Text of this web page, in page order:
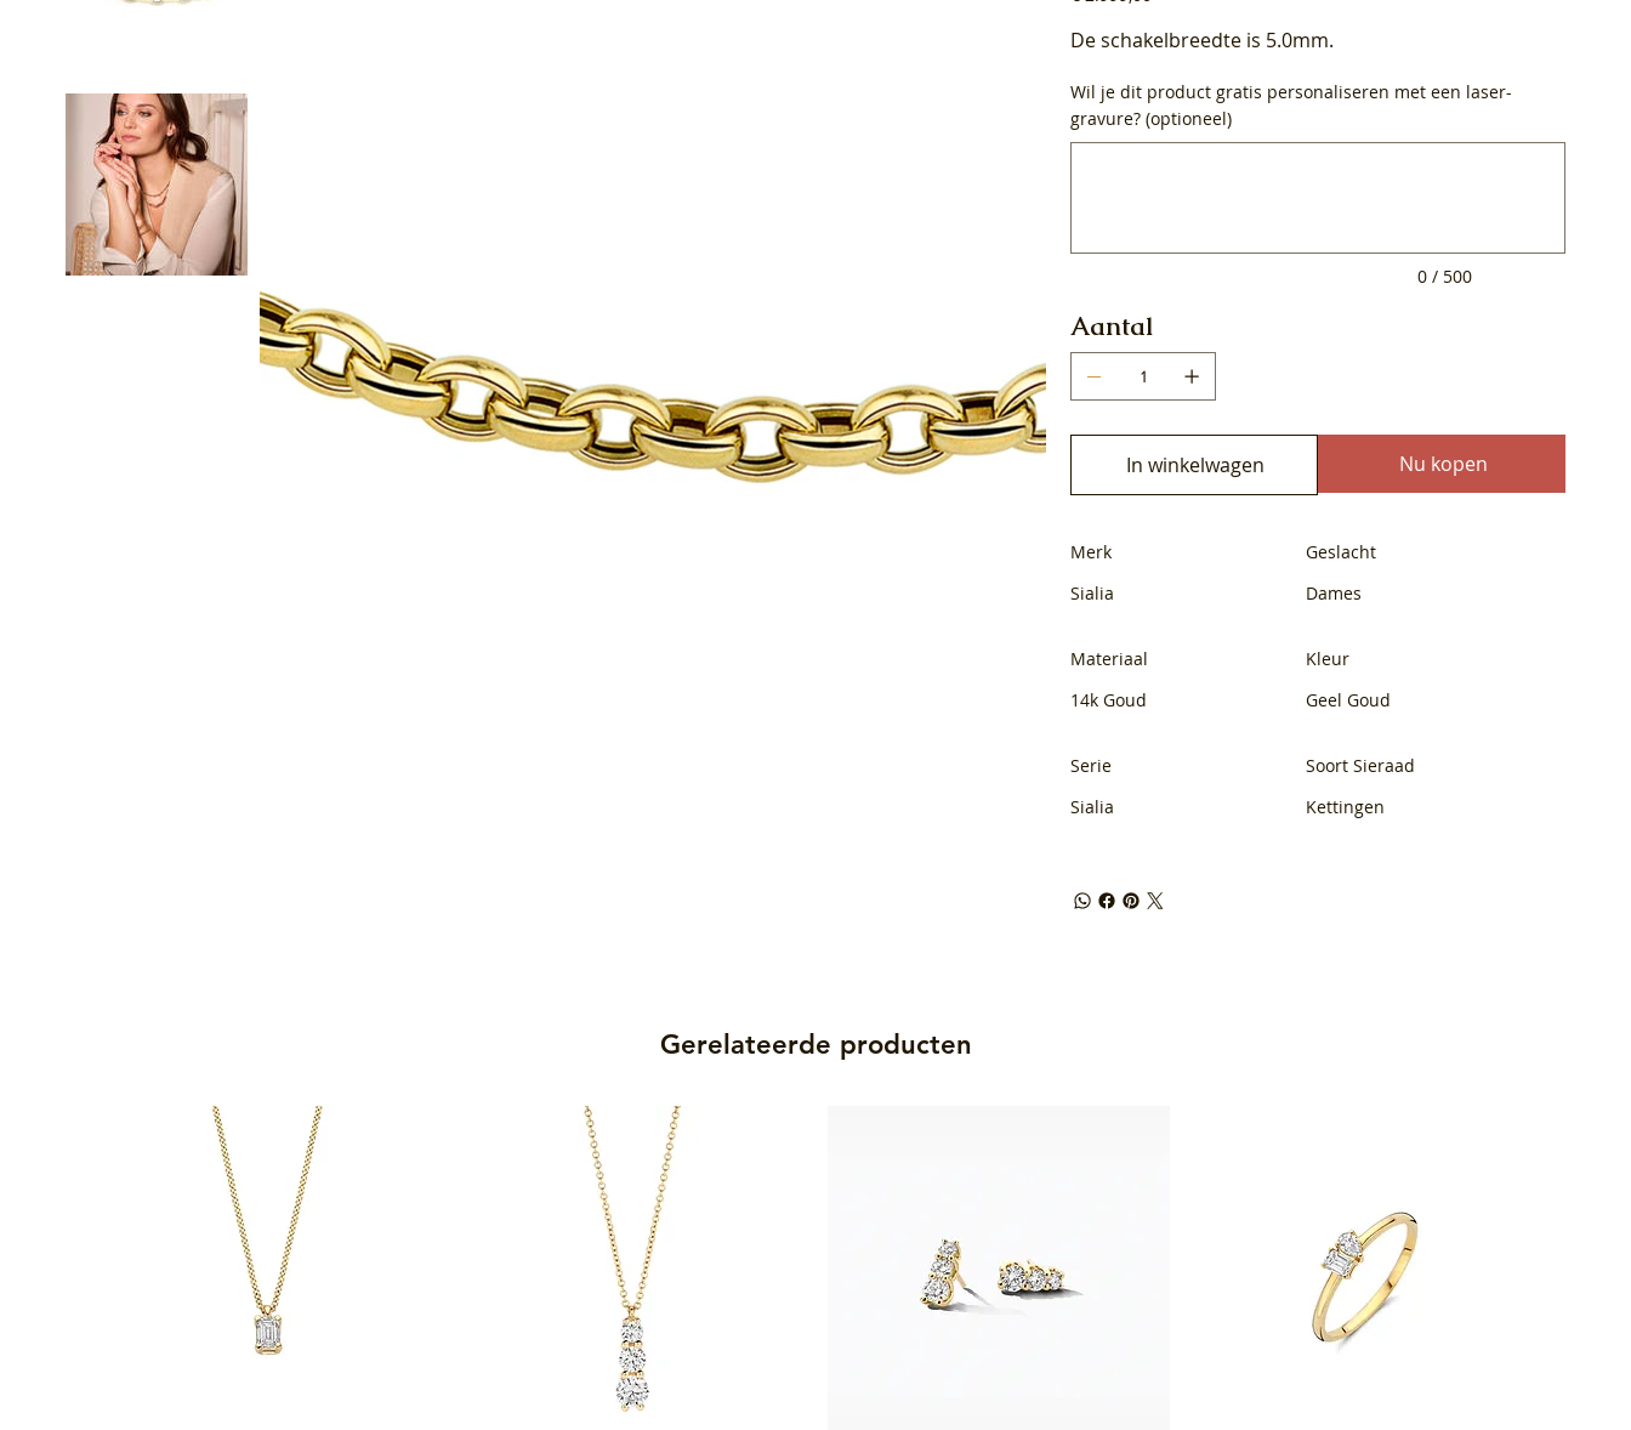
De schakelbreedte is 5.0mm.
Wil je dit product gratis personaliseren met een laser-
gravure? (optioneel)
0 / 500
Aantal
In winkelwagen Nu kopen
Merk
Sialia
Geslacht
Dames
Materiaal
14k Goud
Kleur
Geel Goud
Serie
Sialia
Soort Sieraad
Kettingen
Gerelateerde producten